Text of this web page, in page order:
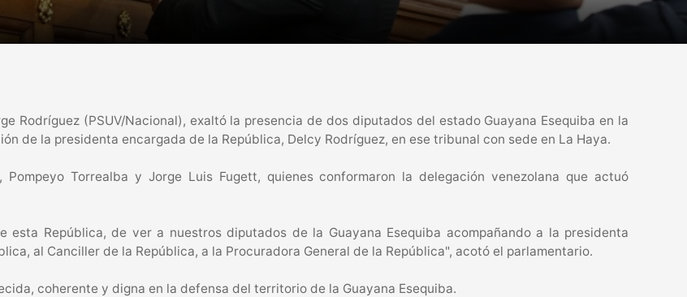
Rodríguez (PSUV/Nacional), exaltó la presencia de dos diputados del estado Guayana Esequiba en la
de la presidenta encargada de la República, Delcy Rodríguez, en ese tribunal con sede en La Haya.
Torrealba y Jorge Luis Fugett, quienes conformaron la delegación venezolana que actuó
República, de ver a nuestros diputados de la Guayana Esequiba acompañando a la presidenta
al Canciller de la República, a la Procuradora General de la República", acotó el parlamentario.
coherente y digna en la defensa del territorio de la Guayana Esequiba.